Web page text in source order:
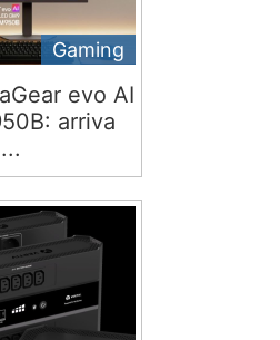
Gaming
evo AI
arriva